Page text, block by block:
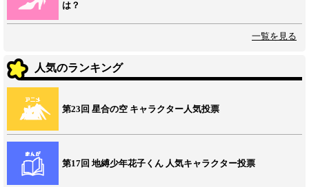
は？
一覧を見る
人気のランキング
第23回 星合の空 キャラクター人気投票
第17回 地縛少年花子くん 人気キャラクター投票